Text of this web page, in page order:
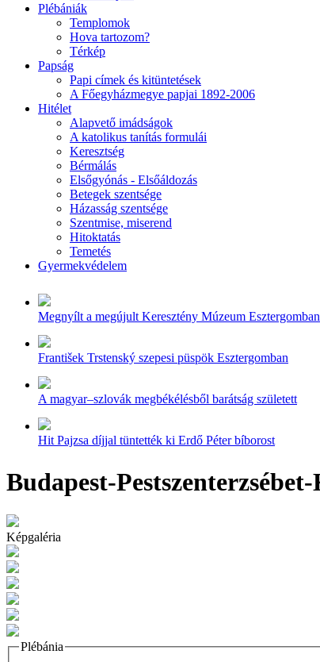
Plébániák
Templomok
Hova tartozom?
Térkép
Papság
Papi címek és kitüntetések
A Főegyházmegye papjai 1892-2006
Hitélet
Alapvető imádságok
A katolikus tanítás formulái
Keresztség
Bérmálás
Elsőgyónás - Elsőáldozás
Betegek szentsége
Házasság szentsége
Szentmise, miserend
Hitoktatás
Temetés
Gyermekvédelem
Megnyílt a megújult Keresztény Múzeum Esztergomban
František Trstenský szepesi püspök Esztergomban
A magyar–szlovák megbékélésből barátság született
Hit Pajzsa díjjal tüntették ki Erdő Péter bíborost
Budapest-
Képgaléria
Plébánia